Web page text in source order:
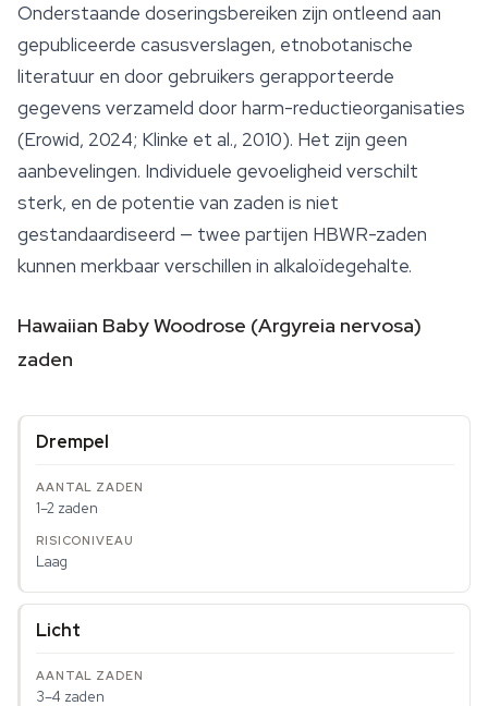
Onderstaande doseringsbereiken zijn ontleend aan
gepubliceerde casusverslagen, etnobotanische
literatuur en door gebruikers gerapporteerde
gegevens verzameld door harm-reductieorganisaties
(Erowid, 2024; Klinke et al., 2010). Het zijn geen
aanbevelingen. Individuele gevoeligheid verschilt
sterk, en de potentie van zaden is niet
gestandaardiseerd — twee partijen HBWR-zaden
kunnen merkbaar verschillen in alkaloïdegehalte.
Hawaiian Baby Woodrose (Argyreia nervosa)
zaden
Drempel
1–2 zaden
Laag
Licht
3–4 zaden